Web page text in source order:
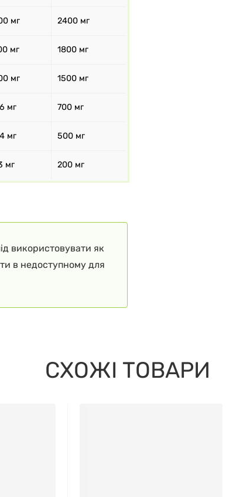
використовувати як
в недоступному для
мг 2400 мг
мг 1800 мг
мг 1500 мг
мг 700 мг
мг 500 мг
мг 200 мг
СХОЖІ ТОВАРИ